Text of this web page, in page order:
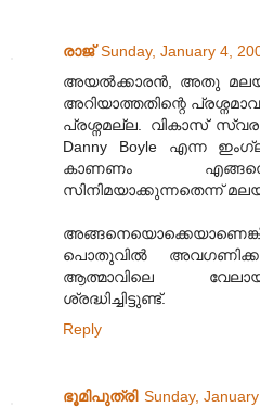
രാജ് Sunday, January 4,
അയൽക്കാരൻ, അതു
അറിയാത്തതിന്റെ
പ്രശ്നമല്ല. വികാസ്
Danny Boyle എന്ന
കാണണം
സിനിമയാക്കുന്നതെന്ന്
പൊതുവിൽ
ആത്മാവിലെ
ശ്രദ്ധിച്ചിട്ടുണ്ട്.
Reply
ഭൂമിപുത്രി Sunday,